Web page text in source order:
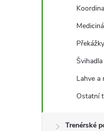
Lahve a
Ostatní
Trenérské